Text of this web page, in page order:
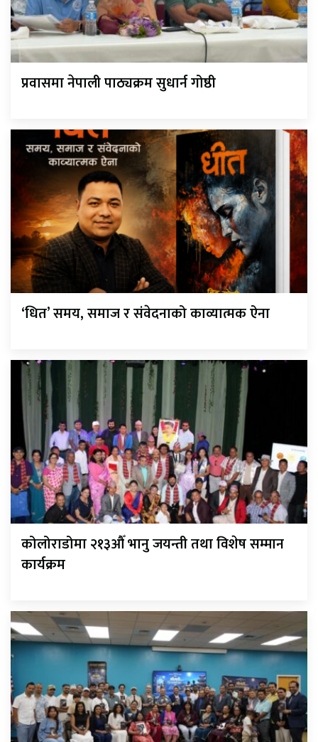
प्रवासमा नेपाली पाठ्यक्रम सुधार्न गोष्ठी
‘धित’ समय, समाज र संवेदनाको काव्यात्मक ऐना
कोलोराडोमा २१३औँ भानु जयन्ती तथा विशेष सम्मान
कार्यक्रम